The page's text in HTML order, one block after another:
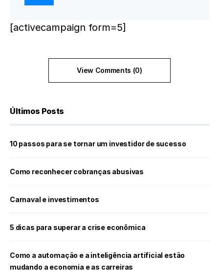
[activecampaign form=5]
View Comments (0)
Últimos Posts
10 passos para se tornar um investidor de sucesso
Como reconhecer cobranças abusivas
Carnaval e investimentos
5 dicas para superar a crise econômica
Como a automação e a inteligência artificial estão
mudando a economia e as carreiras